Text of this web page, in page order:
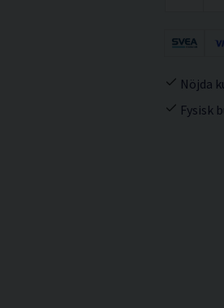
Nöjda
Fysisk